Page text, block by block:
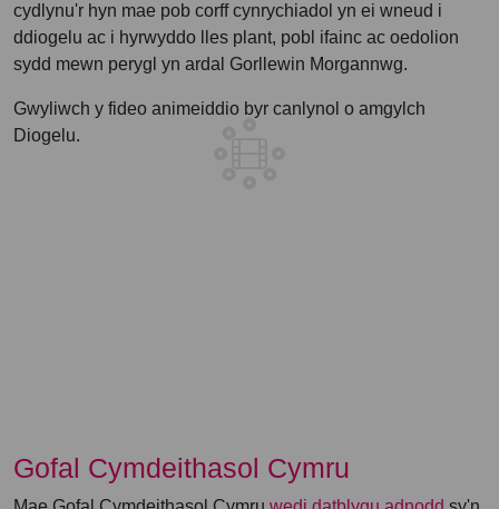
cydlynu'r hyn mae pob corff cynrychiadol yn ei wneud i
ddiogelu ac i hyrwyddo lles plant, pobl ifainc ac oedolion
sydd mewn perygl yn ardal Gorllewin Morgannwg.
Gwyliwch y fideo animeiddio byr canlynol o amgylch
Diogelu.
Gofal Cymdeithasol Cymru